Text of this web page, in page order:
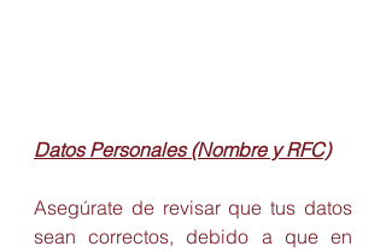
Datos Personales (Nombre y RFC)
Asegúrate de revisar que tus datos
sean correctos, debido a que en